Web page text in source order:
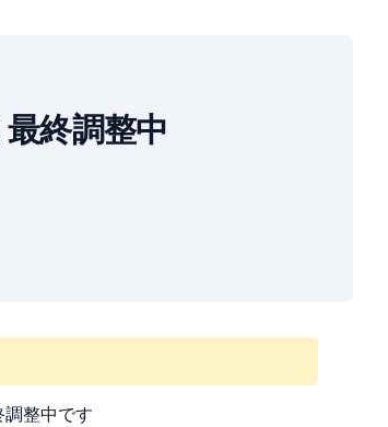
終調整中
整中です